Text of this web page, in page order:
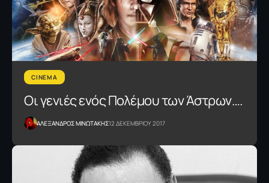
CINEMA
Οι γενιές ενός Πολέμου των Άστρων….
ΑΛΕΞΑΝΔΡΟΣ ΜΙΝΩΤΑΚΗΣ12 ΔΕΚΕΜΒΡΙΟΥ 2017